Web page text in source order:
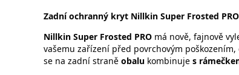
Zadní ochranný kryt Nillkin Super Frosted PRO
Nillkin Super Frosted PRO má nově, fajnově
vašemu zařízení před povrchovým
se na zadní straně obalu kombinuje s